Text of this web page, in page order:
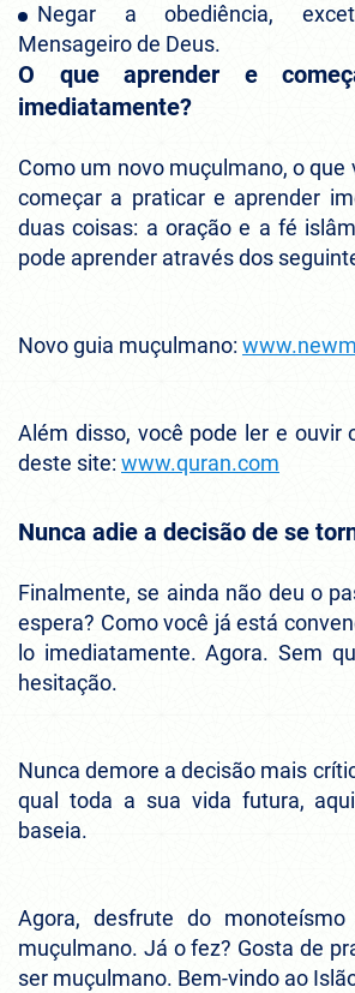
Negar a obediência,
Mensageiro de Deus.
O que aprender e
imediatamente?
Como um novo muçulmano, o que
começar a praticar e aprender
duas coisas: a oração e a fé
pode aprender através dos
Novo guia muçulmano:
Além disso, você pode ler e ouvir
deste site:www.quran.com
Nunca adie a decisão de se
Finalmente, se ainda não deu o
espera? Como você já está
lo imediatamente. Agora. Sem
hesitação.
Nunca demore a decisão mais
qual toda a sua vida futura,
baseia.
Agora, desfrute do
muçulmano. Já o fez? Gosta de
ser muçulmano. Bem-vindo ao